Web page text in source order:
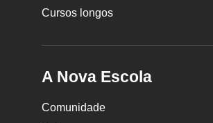
Cursos longos
A Nova Escola
Comunidade